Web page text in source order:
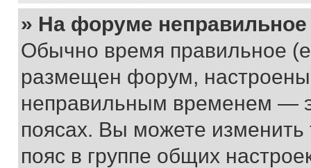
» На форуме
Обычно время правильное
размещен форум, настроены
неправильным временем —
поясах. Вы можете изменить
пояс в группе общих